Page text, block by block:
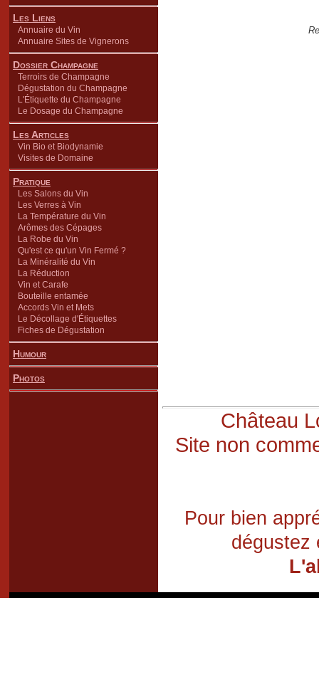
Les Liens
Annuaire du Vin
Annuaire Sites de Vignerons
Dossier Champagne
Terroirs de Champagne
Dégustation du Champagne
L'Étiquette du Champagne
Le Dosage du Champagne
Les Articles
Vin Bio et Biodynamie
Visites de Domaine
Pratique
Les Salons du Vin
Les Verres à Vin
La Température du Vin
Arômes des Cépages
La Robe du Vin
Qu'est ce qu'un Vin Fermé ?
La Minéralité du Vin
La Réduction
Vin et Carafe
Bouteille entamée
Accords Vin et Mets
Le Décollage d'Étiquettes
Fiches de Dégustation
Humour
Photos
Château
Site non
Pour bien
dégustez